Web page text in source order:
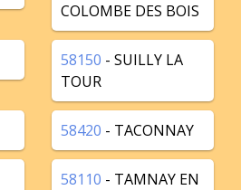
COLOMBE DES BOIS
58150 - SUILLY LA
TOUR
58420 - TACONNAY
58110 - TAMNAY EN